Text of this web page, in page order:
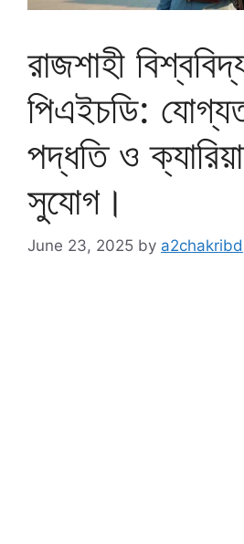
রাজশাহী
পিএইচডি:
পদ্ধতি ও
সুযোগ।
June 23, 2025 by a2chakribd